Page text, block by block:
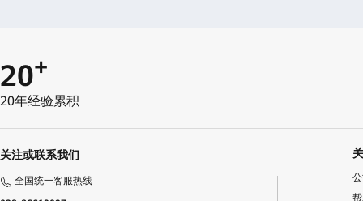
20+
20年经验累积
关注或联系我们
全国统一客服热线